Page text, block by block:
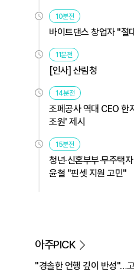
10분전
바이트댄스 창업자 "절
11분전
[인사] 산림청
14분전
조폐공사 역대 CEO
조원' 제시
15분전
청년·신혼부부·무주택
윤철 "핀셋 지원 고민"
아주PICK
"경솔한 언행 깊이 반성"…